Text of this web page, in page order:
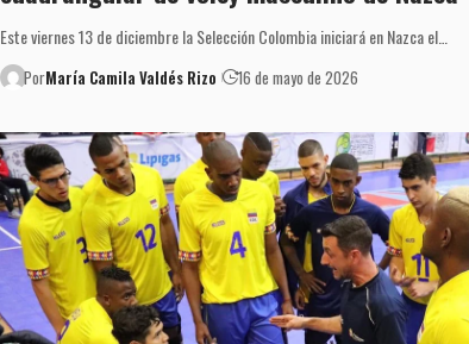
Este viernes 13 de diciembre la Selección Colombia iniciará en Nazca el…
PorMaría Camila Valdés Rizo 16 de mayo de 2026